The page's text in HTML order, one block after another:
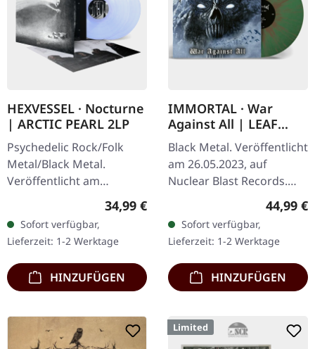
HEXVESSEL · Nocturne
| ARCTIC PEARL 2LP
Psychedelic Rock/Folk
Metal/Black Metal.
Veröffentlicht am
13.06.2025, auf Prophecy
Productions. Arctic Perl
Dppel-Vinyl im Gatefold-
Cover,…
Regulärer Preis:
34,99 €
Sofort verfügbar,
Lieferzeit: 1-2 Werktage
HINZUFÜGEN
IMMORTAL · War
Against All | LEAF
GREEN/MINK
SPLATTER LP
Black Metal. Veröffentlicht
am 26.05.2023, auf
Nuclear Blast Records.
Leaf Green/Mink Splatter
Vinyl im Gatefold-Cover.
Die norwegischen Black…
44,99 €
Sofort verfügbar,
Lieferzeit: 1-2 Werktage
HINZUFÜGEN
Limited